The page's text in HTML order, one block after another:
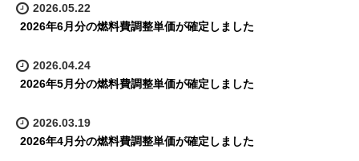
2026.05.22
2026年6月分の燃料費調整単価が確定しました
2026.04.24
2026年5月分の燃料費調整単価が確定しました
2026.03.19
2026年4月分の燃料費調整単価が確定しました